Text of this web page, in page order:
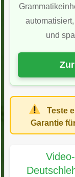
und
Teste
Garantie